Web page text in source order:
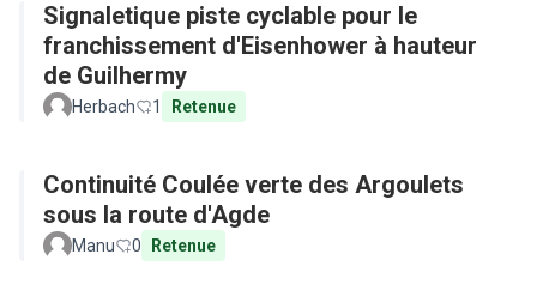
Signaletique piste cyclable pour le
franchissement d'Eisenhower à hauteur
de Guilhermy
Herbach 1 Retenue
Continuité Coulée verte des Argoulets
sous la route d'Agde
Manu 0 Retenue